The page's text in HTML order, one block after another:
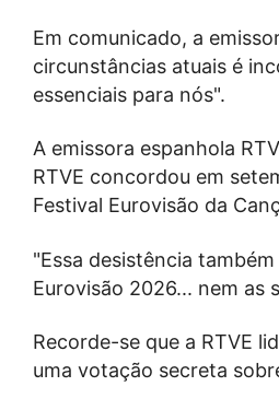
Em comunicado, a
circunstâncias atuais é
essenciais para nós".
A emissora espanhola
RTVE concordou em
Festival Eurovisão da
"Essa desistência
Eurovisão 2026... nem as
Recorde-se que a RTVE
uma votação secreta